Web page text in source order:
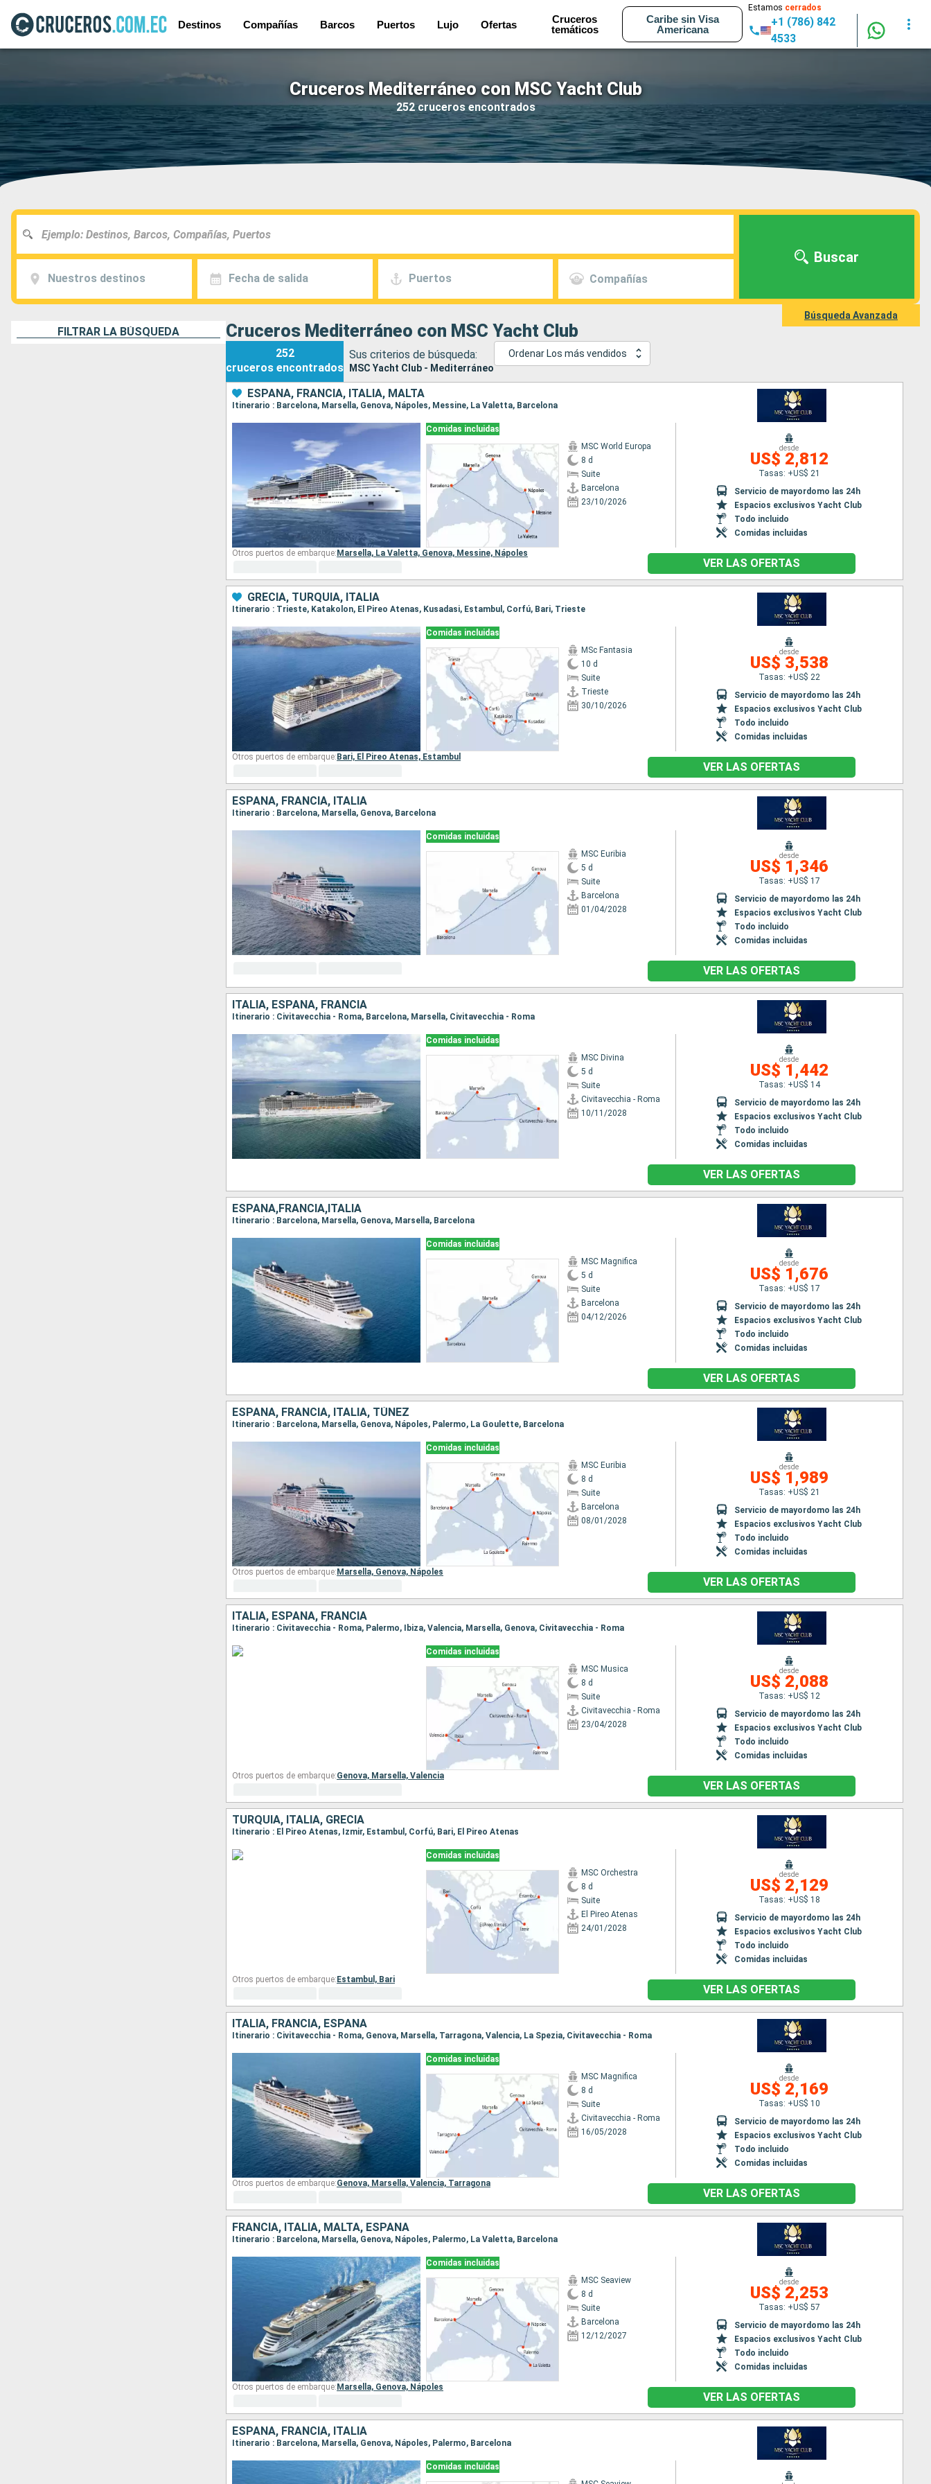
Destinos Compañías Barcos Puertos Lujo Ofertas
Cruceros
temáticos
Caribe sin Visa
Americana
Estamos cerrados
+1 (786) 842
4533
Cruceros Mediterráneo con MSC Yacht Club
252 cruceros encontrados
Nuestros destinos Fecha de salida Puertos Compañías
Buscar
Búsqueda Avanzada
FILTRAR LA BÚSQUEDA Cruceros Mediterráneo con MSC Yacht Club
252
cruceros encontrados
Sus criterios de búsqueda:
MSC Yacht Club - Mediterráneo
Ordenar Los más vendidos
ESPAÑA, FRANCIA, ITALIA, MALTA
Itinerario : Barcelona, Marsella, Genova, Nápoles, Messine, La Valetta, Barcelona
Comidas incluidas
MSC World Europa
8 d
Suite
Barcelona
23/10/2026
desde
US$ 2,812
Tasas: +US$ 21
Servicio de mayordomo las 24h
Espacios exclusivos Yacht Club
Todo incluido
Comidas incluidas
Otros puertos de embarque: Marsella, La Valetta, Genova, Messine, Nápoles
VER LAS OFERTAS
GRECIA, TURQUÍA, ITALIA
Itinerario : Trieste, Katakolon, El Pireo Atenas, Kusadasi, Estambul, Corfú, Bari, Trieste
Comidas incluidas
MSc Fantasia
10 d
Suite
Trieste
30/10/2026
desde
US$ 3,538
Tasas: +US$ 22
Servicio de mayordomo las 24h
Espacios exclusivos Yacht Club
Todo incluido
Comidas incluidas
Otros puertos de embarque: Bari, El Pireo Atenas, Estambul
VER LAS OFERTAS
ESPAÑA, FRANCIA, ITALIA
Itinerario : Barcelona, Marsella, Genova, Barcelona
Comidas incluidas
MSC Euribia
5 d
Suite
Barcelona
01/04/2028
desde
US$ 1,346
Tasas: +US$ 17
Servicio de mayordomo las 24h
Espacios exclusivos Yacht Club
Todo incluido
Comidas incluidas
VER LAS OFERTAS
ITALIA, ESPAÑA, FRANCIA
Itinerario : Civitavecchia - Roma, Barcelona, Marsella, Civitavecchia - Roma
Comidas incluidas
MSC Divina
5 d
Suite
Civitavecchia - Roma
10/11/2028
desde
US$ 1,442
Tasas: +US$ 14
Servicio de mayordomo las 24h
Espacios exclusivos Yacht Club
Todo incluido
Comidas incluidas
VER LAS OFERTAS
ESPAÑA,FRANCIA,ITALIA
Itinerario : Barcelona, Marsella, Genova, Marsella, Barcelona
Comidas incluidas
MSC Magnifica
5 d
Suite
Barcelona
04/12/2026
desde
US$ 1,676
Tasas: +US$ 17
Servicio de mayordomo las 24h
Espacios exclusivos Yacht Club
Todo incluido
Comidas incluidas
VER LAS OFERTAS
ESPAÑA, FRANCIA, ITALIA, TÚNEZ
Itinerario : Barcelona, Marsella, Genova, Nápoles, Palermo, La Goulette, Barcelona
Comidas incluidas
MSC Euribia
8 d
Suite
Barcelona
08/01/2028
desde
US$ 1,989
Tasas: +US$ 21
Servicio de mayordomo las 24h
Espacios exclusivos Yacht Club
Todo incluido
Comidas incluidas
Otros puertos de embarque: Marsella, Genova, Nápoles
VER LAS OFERTAS
ITALIA, ESPAÑA, FRANCIA
Itinerario : Civitavecchia - Roma, Palermo, Ibiza, Valencia, Marsella, Genova, Civitavecchia - Roma
Comidas incluidas
MSC Musica
8 d
Suite
Civitavecchia - Roma
23/04/2028
desde
US$ 2,088
Tasas: +US$ 12
Servicio de mayordomo las 24h
Espacios exclusivos Yacht Club
Todo incluido
Comidas incluidas
Otros puertos de embarque:Genova, Marsella, Valencia
VER LAS OFERTAS
TURQUÍA, ITALIA, GRECIA
Itinerario : El Pireo Atenas, Izmir, Estambul, Corfú, Bari, El Pireo Atenas
Comidas incluidas
MSC Orchestra
8 d
Suite
El Pireo Atenas
24/01/2028
desde
US$ 2,129
Tasas: +US$ 18
Servicio de mayordomo las 24h
Espacios exclusivos Yacht Club
Todo incluido
Comidas incluidas
Otros puertos de embarque: Estambul, Bari
VER LAS OFERTAS
ITALIA, FRANCIA, ESPAÑA
Itinerario : Civitavecchia - Roma, Genova, Marsella, Tarragona, Valencia, La Spezia, Civitavecchia - Roma
Comidas incluidas
MSC Magnifica
8 d
Suite
Civitavecchia - Roma
16/05/2028
desde
US$ 2,169
Tasas: +US$ 10
Servicio de mayordomo las 24h
Espacios exclusivos Yacht Club
Todo incluido
Comidas incluidas
Otros puertos de embarque:Genova, Marsella, Valencia, Tarragona
VER LAS OFERTAS
FRANCIA, ITALIA, MALTA, ESPAÑA
Itinerario : Barcelona, Marsella, Genova, Nápoles, Palermo, La Valetta, Barcelona
Comidas incluidas
MSC Seaview
8 d
Suite
Barcelona
12/12/2027
desde
US$ 2,253
Tasas: +US$ 57
Servicio de mayordomo las 24h
Espacios exclusivos Yacht Club
Todo incluido
Comidas incluidas
Otros puertos de embarque: Marsella, Genova, Nápoles
VER LAS OFERTAS
ESPAÑA, FRANCIA, ITALIA
Itinerario : Barcelona, Marsella, Genova, Nápoles, Palermo, Barcelona
Comidas incluidas